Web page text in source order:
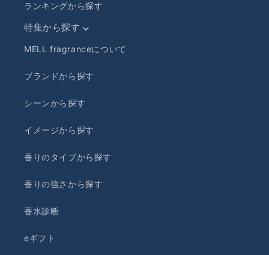
ランキングから探す
特集から探す
MELL fragranceについて
ブランドから探す
シーンから探す
イメージから探す
香りのタイプから探す
香りの強さから探す
香水診断
eギフト